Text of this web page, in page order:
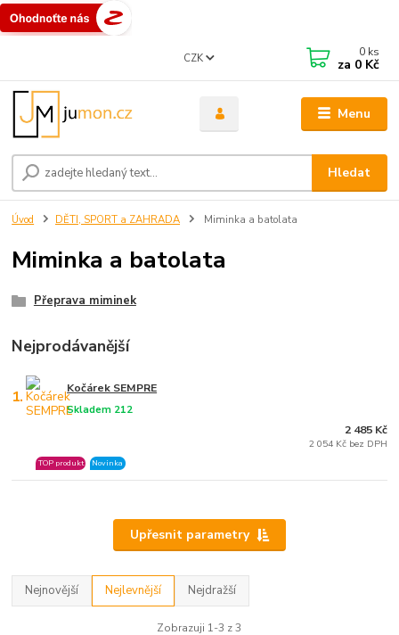
Menu
CZK
Hledat
0 ks
za 0 Kč
Úvod DĚTI, SPORT a ZAHRADA Miminka a batolata
Miminka a batolata
Přeprava miminek
Nejprodávanější
1. Kočárek SEMPRE
Skladem 212
TOP produkt Novinka
2 485 Kč
2 054 Kč bez DPH
Upřesnit parametry
Nejnovější Nejlevnější Nejdražší
Zobrazuji 1-3 z 3